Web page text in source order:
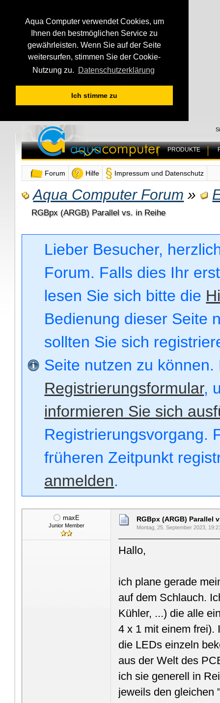
Aqua Computer verwendet Cookies, um
Ihnen den bestmöglichen Service zu
gewährleisten. Wenn Sie auf der Seite
weitersurfen, stimmen Sie der Cookie-
Nutzung zu.
Datenschutzerklärung
Ich stimme zu
PRODUKTE
Forum Hilfe Impressum und Datenschutz
Aqua Computer Forum »
RGBpx (ARGB) Parallel vs. in Reihe
Lieber Besucher,
Forum. Falls dies Ihr
lesen Sie sich bitte die
Bedienung dieser Seite
sollten Sie sich
Seite nutzen zu
Registrierungsformular,
informieren Sie sich
Registrierungsvorgang.
früheren Zeitpunkt
anmelden.
maxE
Junior Member
RGBpx (ARGB) Parallel
Montag, 25. September 2023,
Hallo,
ich plane gerade
auf dem Schlauch.
Kühler, ...) die alle
4 x 1 mit einem frei).
die LEDs einzeln
aus der Welt des
ich sie generell in
jeweils den gleichen